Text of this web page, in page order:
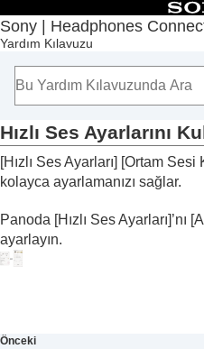
Sony | Headphones
Yardım Kılavuzu
Başlangıç Sayfası
Başlarken
Kullanım
“Sony | Headphones
[Durum] sekmesinde
[Ses] sekmesinde
Hızlı Ses Ayarlarını
Gürültü önleme
Kulaklık takarken
Hızlı Ses Ayarlarını
[Hızlı Ses Ayarları] [Ortam Sesi
kolayca ayarlamanızı sağlar.
Panoda [Hızlı Ses Ayarları]’nı [
ayarlayın.
Önceki